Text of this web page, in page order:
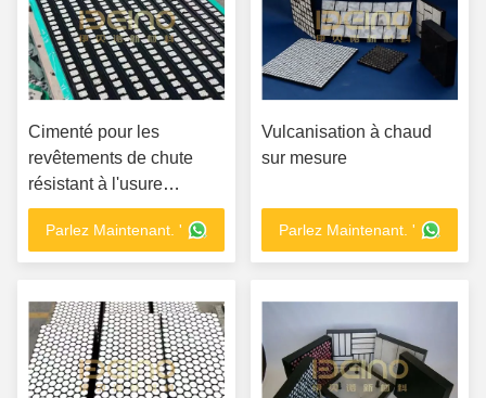
Cimenté pour les
revêtements de chute
résistant à l'usure
appliqué dans l'industrie
minière
Parlez Maintenant. '
Vulcanisation à chaud
sur mesure
Parlez Maintenant. '